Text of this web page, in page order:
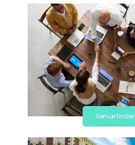
Venue finder